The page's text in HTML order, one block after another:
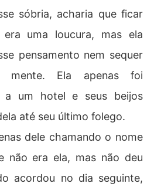
sóbria, acharia que ficar
uma loucura, mas ela
pensamento nem sequer
mente. Ela apenas foi
a um hotel e seus beijos
até seu último folego.
dele chamando o nome
não era ela, mas não deu
acordou no dia seguinte,